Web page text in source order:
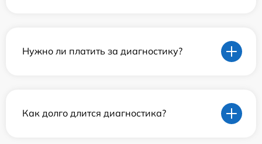
Нужно ли платить за диагностику?
Как долго длится диагностика?